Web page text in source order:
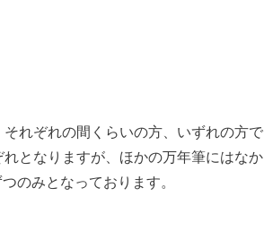
れぞれの間くらいの方、いずれの方で
となりますが、ほかの万年筆にはなか
のみとなっております。